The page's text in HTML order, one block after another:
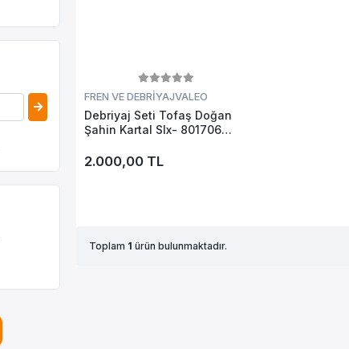
FREN VE DEBRİYAJVALEO
Debriyaj Seti Tofaş Doğan
Şahin Kartal Slx- 801706
2.000,00 TL
Toplam 1 ürün bulunmaktadır.